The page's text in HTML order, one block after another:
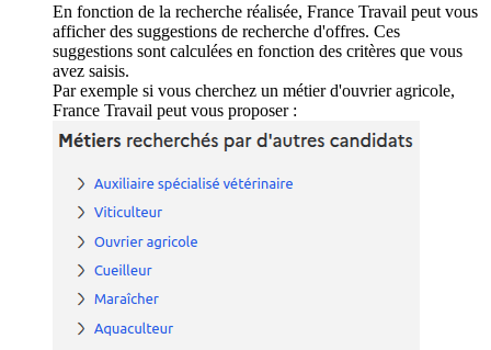
En fonction de la recherche réalisée, France Travail peut vous
afficher des suggestions de recherche d'offres. Ces
suggestions sont calculées en fonction des critères que vous
avez saisis.
Par exemple si vous cherchez un métier d'ouvrier agricole,
France Travail peut vous proposer :